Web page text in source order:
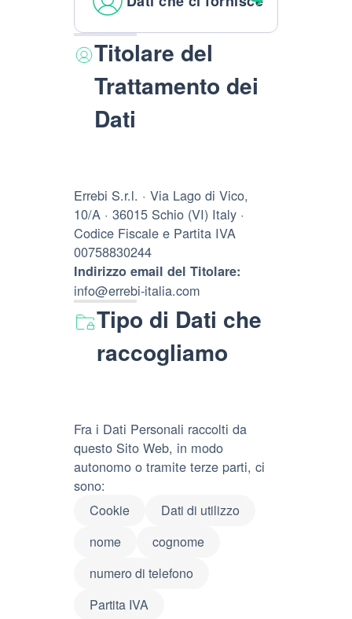
Titolare del
Trattamento dei
Dati
Errebi S.r.l. · Via Lago di Vico,
10/A · 36015 Schio (VI) Italy ·
Codice Fiscale e Partita IVA
00758830244
Indirizzo email del Titolare:
info@errebi-italia.com
Tipo di Dati che
raccogliamo
Fra i Dati Personali raccolti da
questo Sito Web, in modo
autonomo o tramite terze parti, ci
sono:
Cookie
Dati di utilizzo
nome
cognome
numero di telefono
Partita IVA